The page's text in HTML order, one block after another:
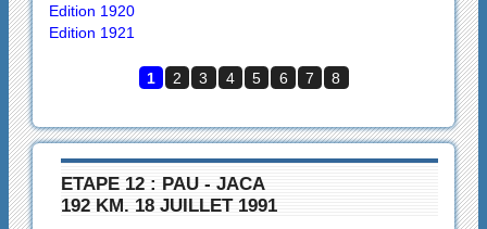
Edition 1920
Edition 1921
1 2 3 4 5 6 7 8
ETAPE 12 : PAU - JACA
192 KM. 18 JUILLET 1991